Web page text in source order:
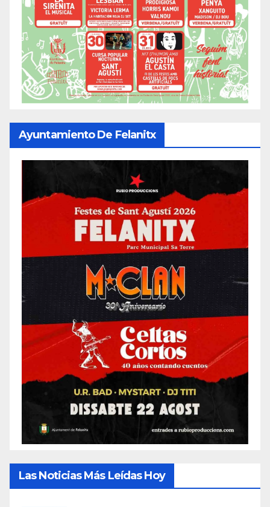
Ayuntamiento De Felanitx
Las Noticias Más Leídas Hoy